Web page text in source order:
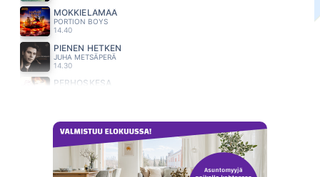
MÖKKIELÄMÄÄ
PORTION BOYS
14.40
PIENEN HETKEN
JUHA METSÄPERÄ
14.30
PERHOSKESA
OLLI HALONEN
14.13
KULTAISTA HIEKKAA
JOHANNA PAKONEN
14.04